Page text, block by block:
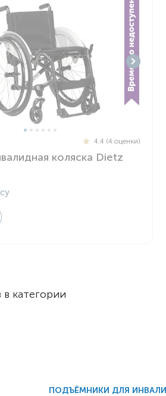
4.4 (4 оценки)
коляска Dietz
категории
ПОДЪЁМНИКИ ДЛЯ